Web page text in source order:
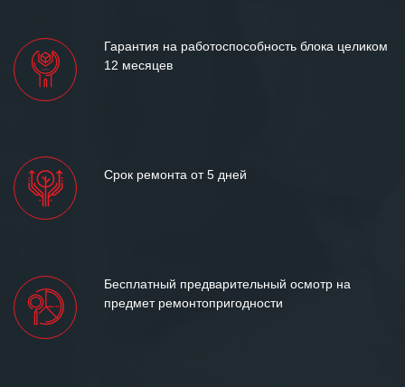
Гарантия на работоспособность блока целиком
12 месяцев
Срок ремонта от 5 дней
Бесплатный предварительный осмотр на
предмет ремонтопригодности